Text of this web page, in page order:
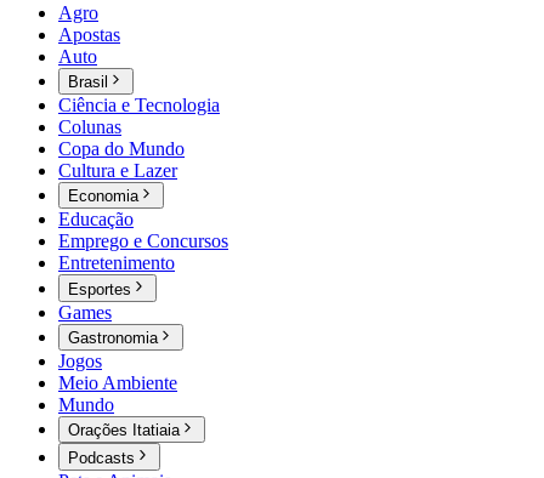
Agro
Apostas
Auto
Brasil
Ciência e Tecnologia
Colunas
Copa do Mundo
Cultura e Lazer
Economia
Educação
Emprego e Concursos
Entretenimento
Esportes
Games
Gastronomia
Jogos
Meio Ambiente
Mundo
Orações Itatiaia
Podcasts